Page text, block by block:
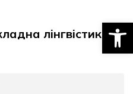
лінгвістика